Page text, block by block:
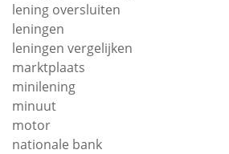
lening oversluiten
leningen
leningen vergelijken
marktplaats
minilening
minuut
motor
nationale bank